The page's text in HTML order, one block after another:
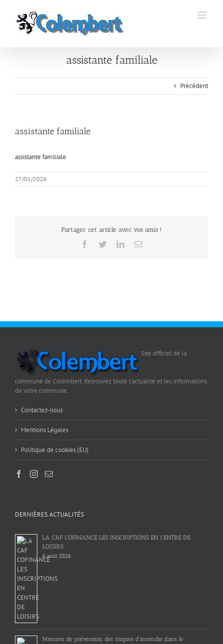
contenu
assistante familiale
Précédent
assistante familiale
assistante familiale
27/01/2026
Partager cet article avec vos amis !
Facebook
TwitterLinkedInEmail
Site officiel de la
commune de Colembert. Retrouvez toute l'actualité et les informations
de votre commune.
Contactez-nous
Mentions Légales
Politique de cookies (EU)
DERNIÈRES ACTUALITÉS
LA CAF COFINANCE LES INSCRIPTIONS EN CENTRE DE
LOISIRS
6 août 2026
Mesures de prévention des risques d’incendie dans le